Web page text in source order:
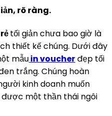
rõ ràng.
tối giản chưa bao giờ là
thiết kế chúng. Dưới đây
mẫuin voucherđẹp tối
trắng. Chúng hoàn
kinh doanh muốn
một thần thái ngôi